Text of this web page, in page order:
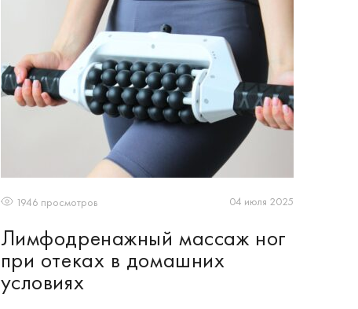
1946 просмотров 04 июля 2025
Лимфодренажный массаж ног
при отеках в домашних
условиях